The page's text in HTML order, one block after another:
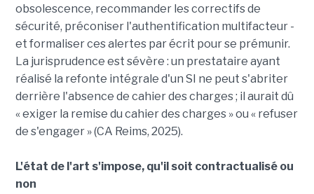
obsolescence, recommander les correctifs de
sécurité, préconiser l'authentification multifacteur -
et formaliser ces alertes par écrit pour se prémunir.
La jurisprudence est sévère : un prestataire ayant
réalisé la refonte intégrale d'un SI ne peut s'abriter
derrière l'absence de cahier des charges ; il aurait dû
« exiger la remise du cahier des charges » ou « refuser
de s'engager » (CA Reims, 2025).
L'état de l'art s'impose, qu'il soit contractualisé ou
non